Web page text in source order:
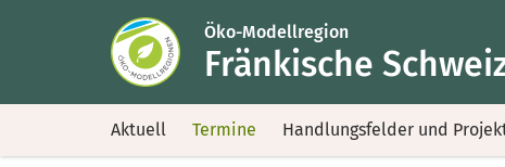
Öko-Modellregion
Fränkische
Aktuell Termine Handlungsfelder und